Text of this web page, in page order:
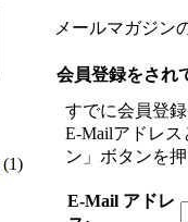
(1)
メールマガジン
会員登録をされ
すでに会員登
E-Mailアドレ
ン」ボタンを
E-Mail アドレ